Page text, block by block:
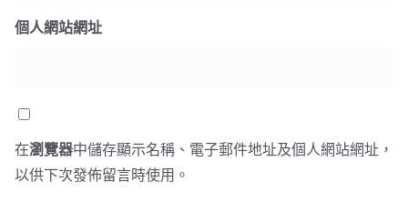
個人網站網址
在瀏覽器中儲存顯示名稱、電子郵件地址及個人網站網址，
以供下次發佈留言時使用。